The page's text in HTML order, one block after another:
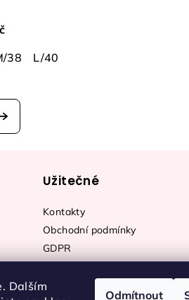
Dalším
Odmítnout
38 L/40
Užitečné
Kontakty
Obchodní podmínky
GDPR